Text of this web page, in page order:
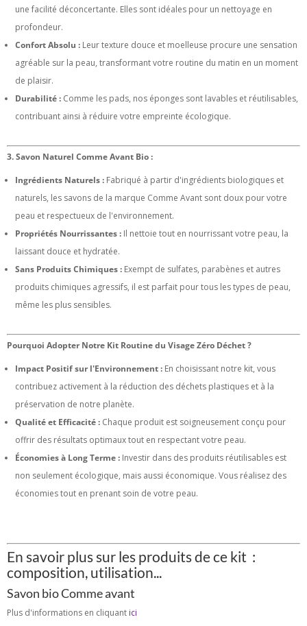
une facilité déconcertante. Elles sont idéales pour un nettoyage en
profondeur.
Confort Absolu : Leur texture douce et moelleuse procure une sensation
agréable sur la peau, transformant votre routine du matin en un moment
de plaisir.
Durabilité : Comme les pads, nos éponges sont lavables et réutilisables,
contribuant ainsi à réduire votre empreinte écologique.
3. Savon Naturel Comme Avant Bio :
Ingrédients Naturels : Fabriqué à partir d'ingrédients biologiques et
naturels, les savons de la marque Comme Avant sont doux pour votre
peau et respectueux de l'environnement.
Propriétés Nourrissantes : Il nettoie tout en nourrissant votre peau, la
laissant douce et hydratée.
Sans Produits Chimiques : Exempt de sulfates, parabènes et autres
produits chimiques agressifs, il est parfait pour tous les types de peau,
même les plus sensibles.
Pourquoi Adopter Notre Kit Routine du Visage Zéro Déchet ?
Impact Positif sur l'Environnement : En choisissant notre kit, vous
contribuez activement à la réduction des déchets plastiques et à la
préservation de notre planète.
Qualité et Efficacité : Chaque produit est soigneusement conçu pour
offrir des résultats optimaux tout en respectant votre peau.
Économies à Long Terme : Investir dans des produits réutilisables est
non seulement écologique, mais aussi économique. Vous réalisez des
économies tout en prenant soin de votre peau.
En savoir plus sur les produits de ce kit :
composition, utilisation...
Savon bio Comme avant
Plus d'informations en cliquant ici